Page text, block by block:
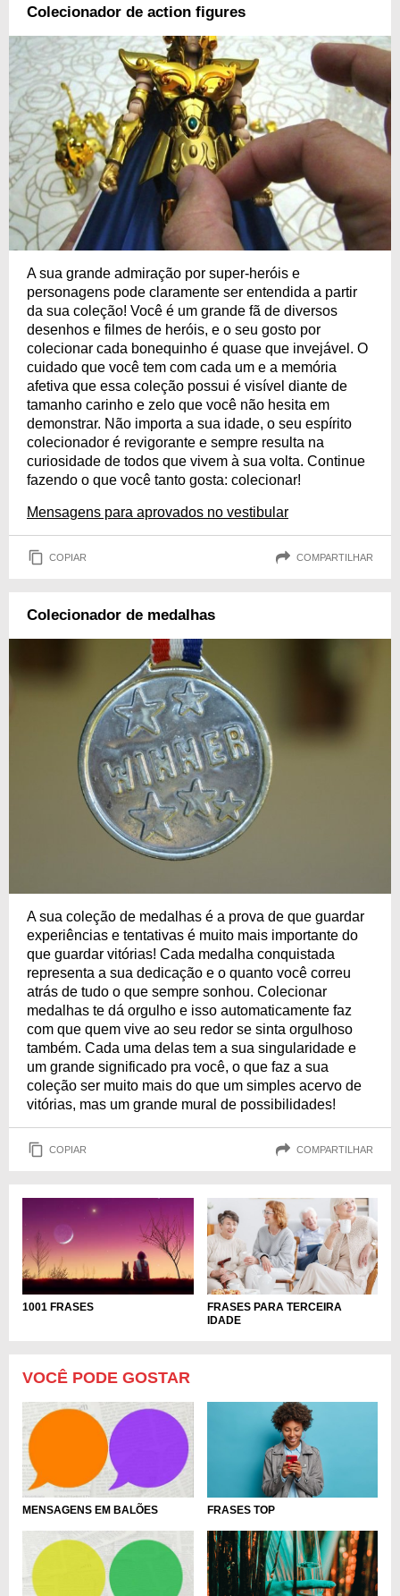
Colecionador de action figures
A sua grande admiração por super-heróis e
personagens pode claramente ser entendida a partir
da sua coleção! Você é um grande fã de diversos
desenhos e filmes de heróis, e o seu gosto por
colecionar cada bonequinho é quase que invejável. O
cuidado que você tem com cada um e a memória
afetiva que essa coleção possui é visível diante de
tamanho carinho e zelo que você não hesita em
demonstrar. Não importa a sua idade, o seu espírito
colecionador é revigorante e sempre resulta na
curiosidade de todos que vivem à sua volta. Continue
fazendo o que você tanto gosta: colecionar!
Mensagens para aprovados no vestibular
COPIAR COMPARTILHAR
Colecionador de medalhas
A sua coleção de medalhas é a prova de que guardar
experiências e tentativas é muito mais importante do
que guardar vitórias! Cada medalha conquistada
representa a sua dedicação e o quanto você correu
atrás de tudo o que sempre sonhou. Colecionar
medalhas te dá orgulho e isso automaticamente faz
com que quem vive ao seu redor se sinta orgulhoso
também. Cada uma delas tem a sua singularidade e
um grande significado pra você, o que faz a sua
coleção ser muito mais do que um simples acervo de
vitórias, mas um grande mural de possibilidades!
COPIAR COMPARTILHAR
1001 FRASES
FRASES PARA TERCEIRA
IDADE
VOCÊ PODE GOSTAR
MENSAGENS EM BALÕES FRASES TOP